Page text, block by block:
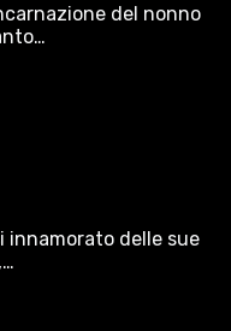
del nonno
innamorato delle sue